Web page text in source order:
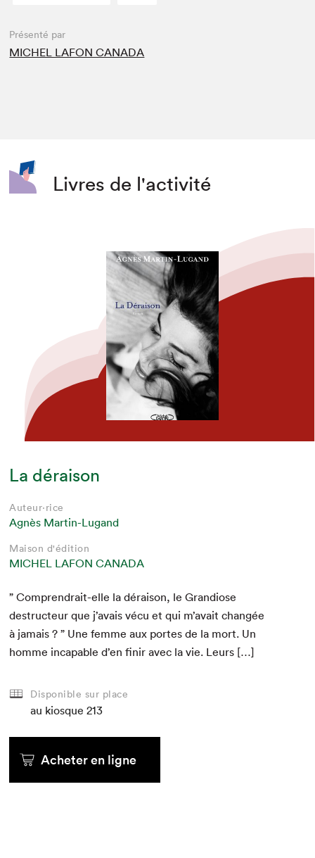
Présenté par
MICHEL LAFON CANADA
Livres de l'activité
La déraison
Auteur·rice
Agnès Martin-Lugand
Maison d'édition
MICHEL LAFON CANADA
” Com­prendrait-elle la dérai­son, le Grandiose
destruc­teur que j’avais vécu et qui m’avait changée
à jamais ? ” Une femme aux portes de la mort. Un
homme inca­pable d’en finir avec la vie. Leurs […]
Disponible sur place
au kiosque 213
Acheter en ligne